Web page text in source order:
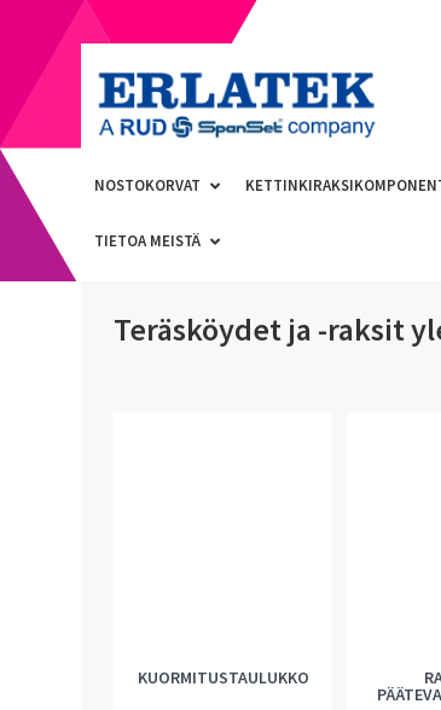
NOSTOKORVAT
TIETOA MEISTÄ
Teräsköydet ja -raksit
KUORMITUSTAULUKKO